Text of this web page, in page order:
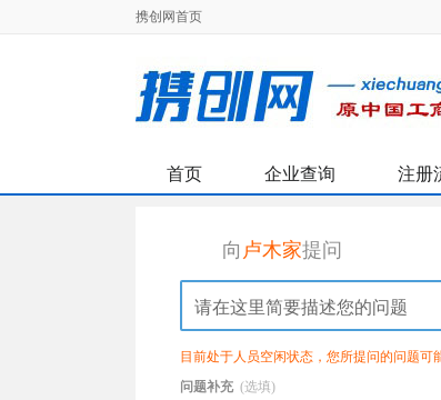
携创网首页
首页 企业查询 注册
向 卢木家提问
目前处于人员空闲状态，您所提问的问题可
问题补充 (选填)